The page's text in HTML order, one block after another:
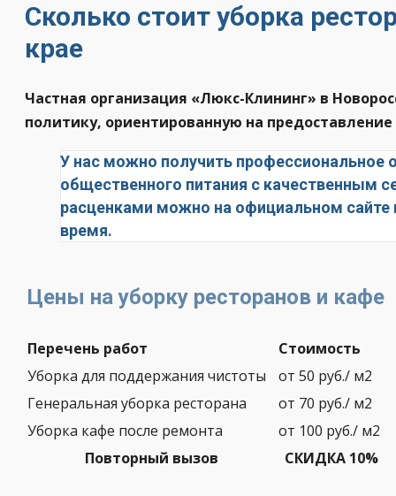
Сколько стоит уборка
крае
Частная организация «Люкс-Клининг» в
политику, ориентированную на
У нас можно получить профессиональное
общественного питания с качественным
расценками можно на официальном сайте
время.
Цены на уборку ресторанов и кафе
Перечень работ
Стоимость
Уборка для поддержания чистоты
от 50 руб./ м2
Генеральная уборка ресторана
от 70 руб./ м2
Уборка кафе после ремонта
от 100 руб./ м2
Повторный вызов
СКИДКА 10%